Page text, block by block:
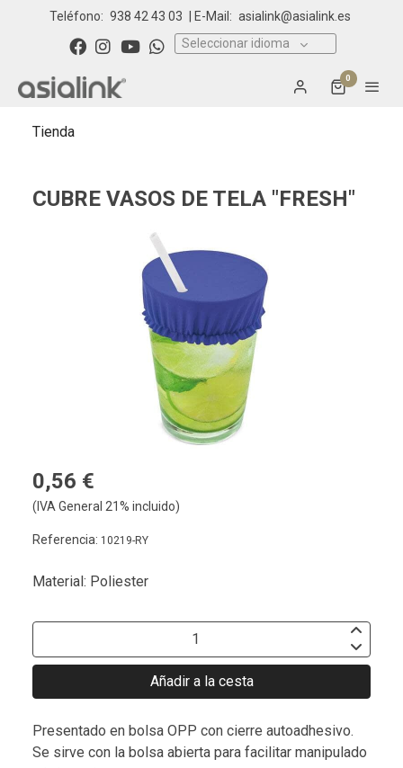
Teléfono: 938 42 43 03 | E-Mail: asialink@asialink.es
Seleccionar idioma
0
Tienda
CUBRE VASOS DE TELA "FRESH"
0,56 €
(IVA General 21% incluido)
Referencia: 10219-RY
Material: Poliester
Añadir a la cesta
Presentado en bolsa OPP con cierre autoadhesivo.
Se sirve con la bolsa abierta para facilitar manipulado